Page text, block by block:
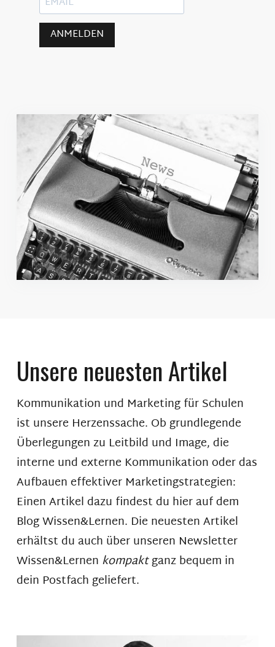
ANMELDEN
Unsere neuesten Artikel
Kommunikation und Marketing für Schulen
ist unsere Herzenssache. Ob grundlegende
Überlegungen zu Leitbild und Image, die
interne und externe Kommunikation oder das
Aufbauen effektiver Marketingstrategien:
Einen Artikel dazu findest du hier auf dem
Blog Wissen&Lernen. Die neuesten Artikel
erhältst du auch über unseren Newsletter
Wissen&Lernen kompaktganz bequem in
dein Postfach geliefert.